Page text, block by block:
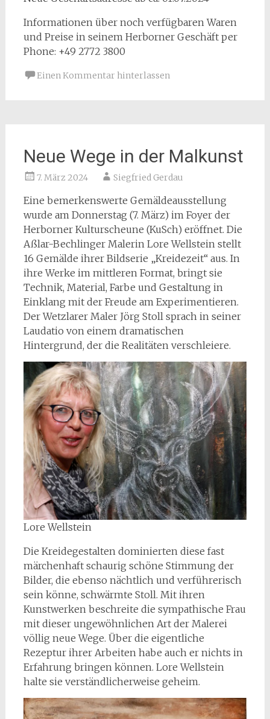
Informationen über noch verfügbaren Waren
und Preise in seinem Herborner Geschäft per
Phone: +49 2772 3800
Einen Kommentar hinterlassen
Neue Wege in der Malkunst
7. März 2024 Siegfried Gerdau
Eine bemerkenswerte Gemäldeausstellung
wurde am Donnerstag (7. März) im Foyer der
Herborner Kulturscheune (KuSch) eröffnet. Die
Aßlar-Bechlinger Malerin Lore Wellstein stellt
16 Gemälde ihrer Bildserie „Kreidezeit“ aus. In
ihre Werke im mittleren Format, bringt sie
Technik, Material, Farbe und Gestaltung in
Einklang mit der Freude am Experimentieren.
Der Wetzlarer Maler Jörg Stoll sprach in seiner
Laudatio von einem dramatischen
Hintergrund, der die Realitäten verschleiere.
Lore Wellstein
Die Kreidegestalten dominierten diese fast
märchenhaft schaurig schöne Stimmung der
Bilder, die ebenso nächtlich und verführerisch
sein könne, schwärmte Stoll. Mit ihren
Kunstwerken beschreite die sympathische Frau
mit dieser ungewöhnlichen Art der Malerei
völlig neue Wege. Über die eigentliche
Rezeptur ihrer Arbeiten habe auch er nichts in
Erfahrung bringen können. Lore Wellstein
halte sie verständlicherweise geheim.